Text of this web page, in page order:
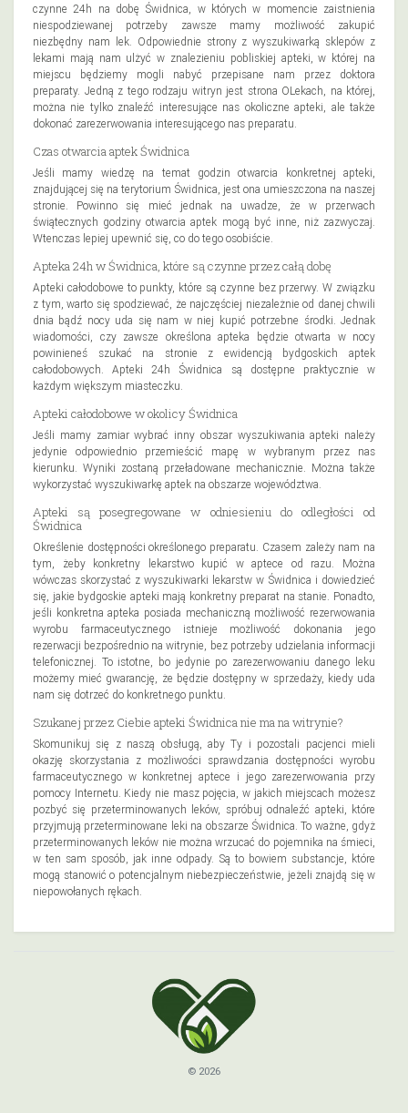
czynne 24h na dobę Świdnica, w których w momencie zaistnienia
niespodziewanej potrzeby zawsze mamy możliwość zakupić
niezbędny nam lek. Odpowiednie strony z wyszukiwarką sklepów z
lekami mają nam ulżyć w znalezieniu pobliskiej apteki, w której na
miejscu będziemy mogli nabyć przepisane nam przez doktora
preparaty. Jedną z tego rodzaju witryn jest strona OLekach, na której,
można nie tylko znaleźć interesujące nas okoliczne apteki, ale także
dokonać zarezerwowania interesującego nas preparatu.
Czas otwarcia aptek Świdnica
Jeśli mamy wiedzę na temat godzin otwarcia konkretnej apteki,
znajdującej się na terytorium Świdnica, jest ona umieszczona na naszej
stronie. Powinno się mieć jednak na uwadze, że w przerwach
świątecznych godziny otwarcia aptek mogą być inne, niż zazwyczaj.
Wtenczas lepiej upewnić się, co do tego osobiście.
Apteka 24h w Świdnica, które są czynne przez całą dobę
Apteki całodobowe to punkty, które są czynne bez przerwy. W związku
z tym, warto się spodziewać, że najczęściej niezależnie od danej chwili
dnia bądź nocy uda się nam w niej kupić potrzebne środki. Jednak
wiadomości, czy zawsze określona apteka będzie otwarta w nocy
powinieneś szukać na stronie z ewidencją bydgoskich aptek
całodobowych. Apteki 24h Świdnica są dostępne praktycznie w
każdym większym miasteczku.
Apteki całodobowe w okolicy Świdnica
Jeśli mamy zamiar wybrać inny obszar wyszukiwania apteki należy
jedynie odpowiednio przemieścić mapę w wybranym przez nas
kierunku. Wyniki zostaną przeładowane mechanicznie. Można także
wykorzystać wyszukiwarkę aptek na obszarze województwa.
Apteki są posegregowane w odniesieniu do odległości od
Świdnica
Określenie dostępności określonego preparatu. Czasem zależy nam na
tym, żeby konkretny lekarstwo kupić w aptece od razu. Można
wówczas skorzystać z wyszukiwarki lekarstw w Świdnica i dowiedzieć
się, jakie bydgoskie apteki mają konkretny preparat na stanie. Ponadto,
jeśli konkretna apteka posiada mechaniczną możliwość rezerwowania
wyrobu farmaceutycznego istnieje możliwość dokonania jego
rezerwacji bezpośrednio na witrynie, bez potrzeby udzielania informacji
telefonicznej. To istotne, bo jedynie po zarezerwowaniu danego leku
możemy mieć gwarancję, że będzie dostępny w sprzedaży, kiedy uda
nam się dotrzeć do konkretnego punktu.
Szukanej przez Ciebie apteki Świdnica nie ma na witrynie?
Skomunikuj się z naszą obsługą, aby Ty i pozostali pacjenci mieli
okazję skorzystania z możliwości sprawdzania dostępności wyrobu
farmaceutycznego w konkretnej aptece i jego zarezerwowania przy
pomocy Internetu. Kiedy nie masz pojęcia, w jakich miejscach możesz
pozbyć się przeterminowanych leków, spróbuj odnaleźć apteki, które
przyjmują przeterminowane leki na obszarze Świdnica. To ważne, gdyż
przeterminowanych leków nie można wrzucać do pojemnika na śmieci,
w ten sam sposób, jak inne odpady. Są to bowiem substancje, które
mogą stanowić o potencjalnym niebezpieczeństwie, jeżeli znajdą się w
niepowołanych rękach.
© 2026